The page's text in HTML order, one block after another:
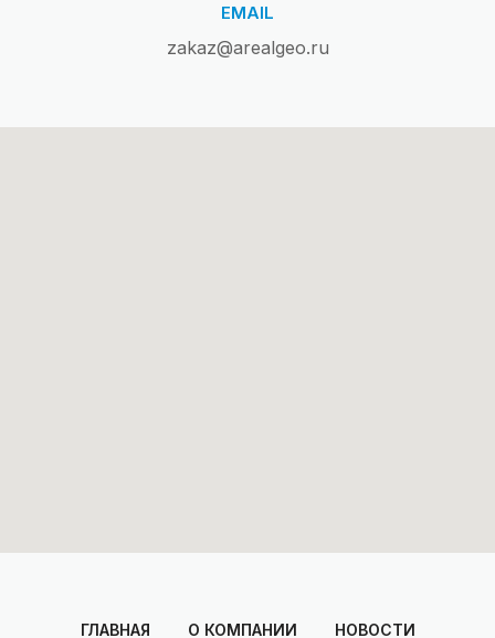
EMAIL
zakaz@arealgeo.ru
ГЛАВНАЯ О КОМПАНИИ НОВОСТИ